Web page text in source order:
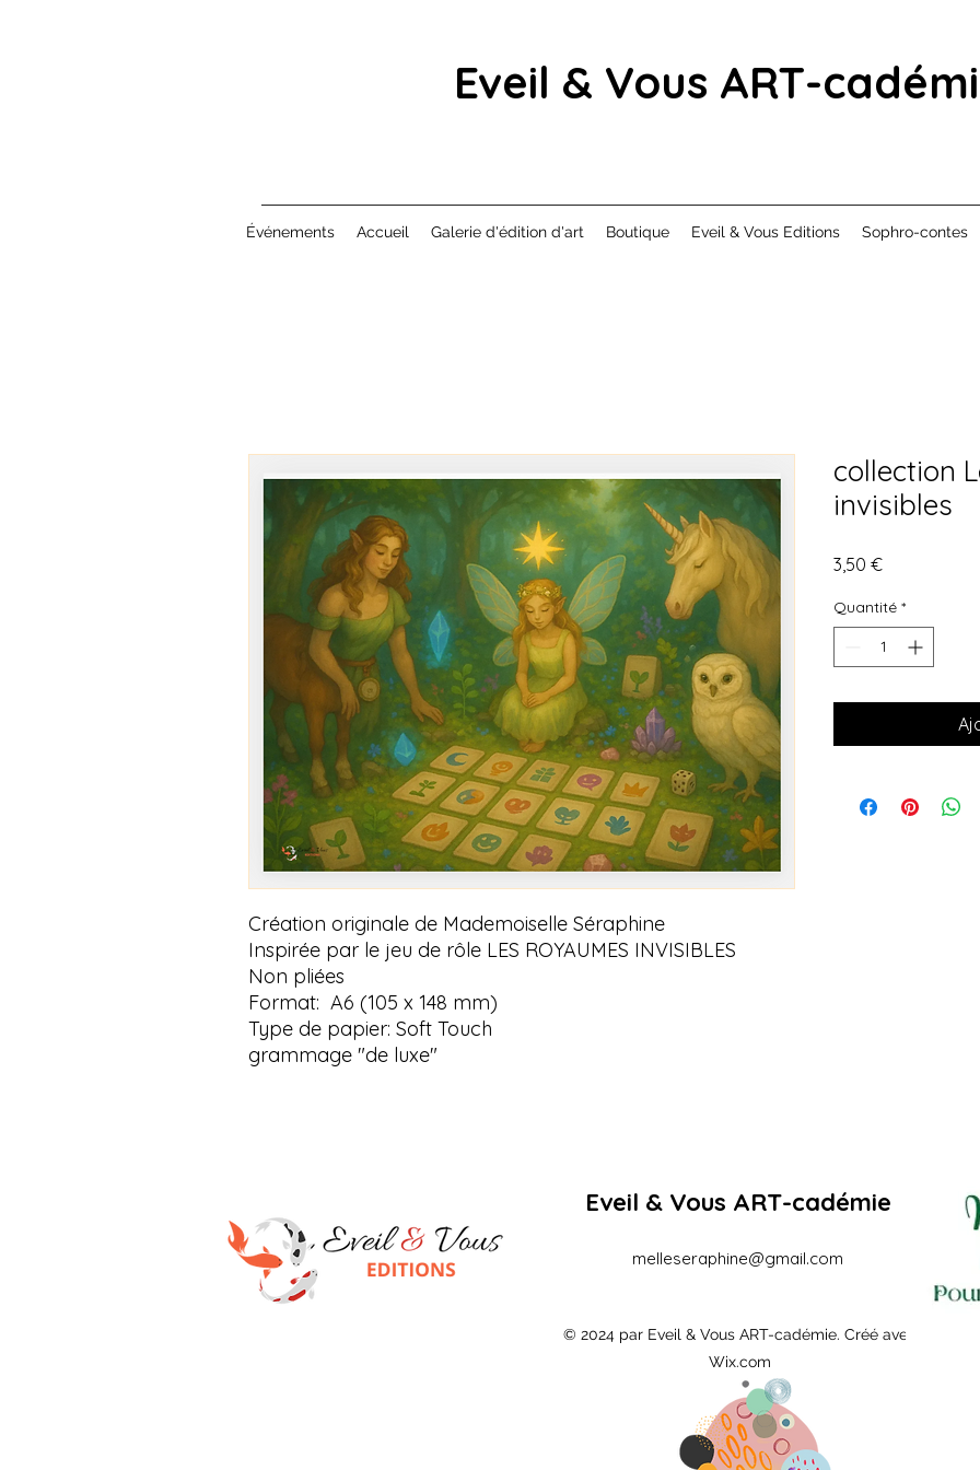
Eveil & Vous ART-
Événements Accueil Galerie d'édition d'art Boutique Eveil & Vous Editions Sophro-contes
Création originale de Mademoiselle Séraphine
Inspirée par le jeu de rôle LES ROYAUMES INVISIBLES
Non pliées
Format: A6 (105 x 148 mm)
Type de papier: Soft Touch
grammage "de luxe"
collection
invisibles
3,50 €Prix
Quantité *
Eveil & Vous ART-cadémie
melleseraphine@gmail.com
© 2024 par Eveil & Vous ART-cadémie. Créé avec
Wix.com